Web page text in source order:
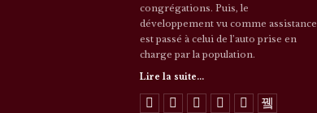
congrégations. Puis, le
développement vu comme assistance
est passé à celui de l’auto prise en
charge par la population.
Lire la suite...